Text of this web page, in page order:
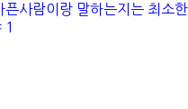
사람이랑 말하는지는 최소한
1